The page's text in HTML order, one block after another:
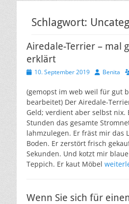
Schlagwort:
Airedale-Terrier – mal
erklärt
Veröffentlicht
10. September 2019 AutorBenita
(gemopst im web weil für gut
bearbeitet) Der Airedale-
Geld; verdient aber selbst nix.
Stunden das gesamte
lahmzulegen. Er fräst mir das
Boden. Er zerstört frisch
Sekunden. Und kotzt mir
Teppich. Er kaut Möbel
Wenn Sie sich für